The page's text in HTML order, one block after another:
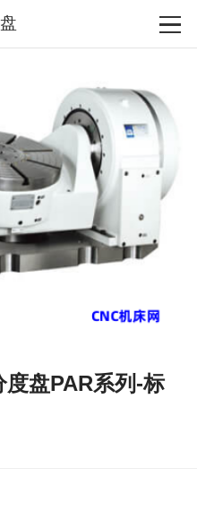
分类
搜索
登录
盘PAR系列-标